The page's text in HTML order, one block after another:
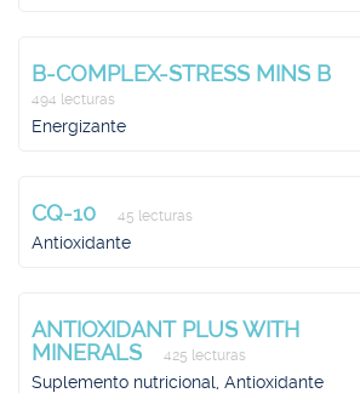
B-COMPLEX-STRESS MINS B
494 lecturas
Energizante
CQ-10 45 lecturas
Antioxidante
ANTIOXIDANT PLUS WITH
MINERALS
425 lecturas
Suplemento nutricional, Antioxidante